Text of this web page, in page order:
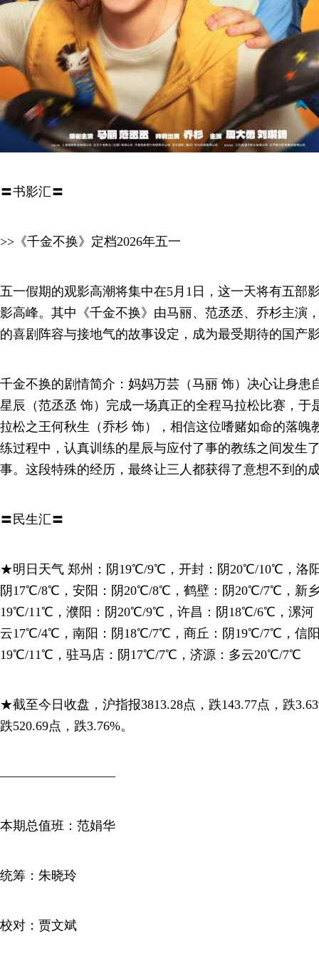
〓书影汇〓
>>《千金不换》定档2026年五一
五一假期的观影高潮将集中在5月1日，这一天将有五部
影高峰。其中《千金不换》由马丽、范丞丞、乔杉主演
的喜剧阵容与接地气的故事设定，成为最受期待的国产
千金不换的剧情简介：妈妈万芸（马丽 饰）决心让身患
星辰（范丞丞 饰）完成一场真正的全程马拉松比赛，于
拉松之王何秋生（乔杉 饰），相信这位嗜赌如命的落魄
练过程中，认真训练的星辰与应付了事的教练之间发生
事。这段特殊的经历，最终让三人都获得了意想不到的
〓民生汇〓
★明日天气 郑州：阴19℃/9℃，开封：阴20℃/10℃，洛
阴17℃/8℃，安阳：阴20℃/8℃，鹤壁：阴20℃/7℃，新
19℃/11℃，濮阳：阴20℃/9℃，许昌：阴18℃/6℃，漯河
云17℃/4℃，南阳：阴18℃/7℃，商丘：阴19℃/7℃，信
19℃/11℃，驻马店：阴17℃/7℃，济源：多云20℃/7℃
★截至今日收盘，沪指报3813.28点，跌143.77点，跌
跌520.69点，跌3.76%。
—————————
本期总值班：范娟华
统筹：朱晓玲
校对：贾文斌